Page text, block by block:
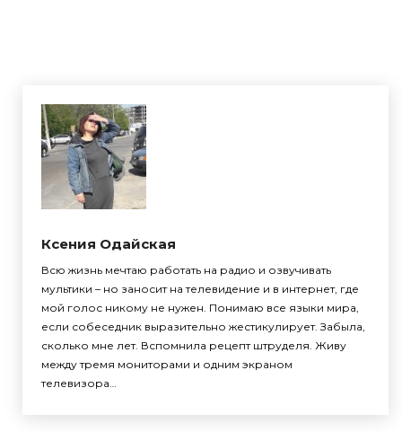
Ксения Одайская
Всю жизнь мечтаю работать на радио и озвучивать
мультики – но заносит на телевидение и в интернет, где
мой голос никому не нужен. Понимаю все языки мира,
если собеседник выразительно жестикулирует. Забыла,
сколько мне лет. Вспомнила рецепт штруделя. Живу
между тремя мониторами и одним экраном
телевизора…